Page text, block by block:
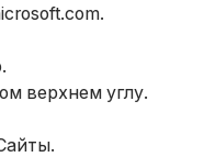
.
верхнем углу.